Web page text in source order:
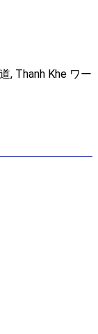
, Thanh Khe ワー